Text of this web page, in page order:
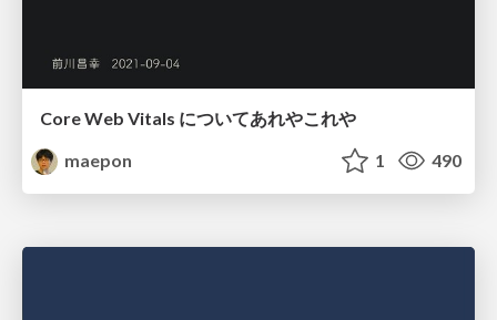
Core Web Vitals についてあれやこれや
maepon
1 490